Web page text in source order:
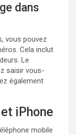
dans
vous pouvez
Cela inclut
Le
saisir vous-
également
iPhone
mobile